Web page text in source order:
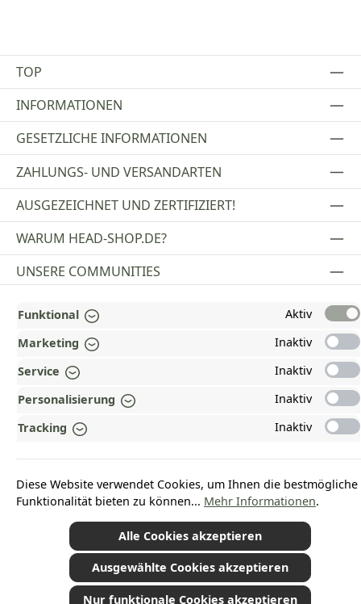
TOP
INFORMATIONEN
GESETZLICHE INFORMATIONEN
ZAHLUNGS- UND VERSANDARTEN
AUSGEZEICHNET UND ZERTIFIZIERT!
WARUM HEAD-SHOP.DE?
UNSERE COMMUNITIES
*Alle Preise inkl. gesetzl. Mehrwertsteuer zzgl. Versandkostenund ggf.
Nachnahmegebühren, wenn nicht anders angegeben.
© 2026 Plamundo GmbH - Alle Rechte vorbehalten. Theme byThemeWare®
Funktional
Aktiv
Marketing
Inaktiv
Service
Inaktiv
Personalisierung
Inaktiv
Tracking
Inaktiv
Diese Website verwendet Cookies, um Ihnen die bestmögliche
Funktionalität bieten zu können... Mehr Informationen.
Alle Cookies akzeptieren
Ausgewählte Cookies akzeptieren
Nur funktionale Cookies akzeptieren